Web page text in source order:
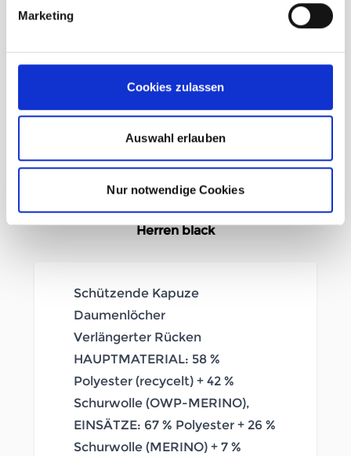
Marketing
Cookies zulassen
Auswahl erlauben
Nur notwendige Cookies
unser Preis ab:
In den Warenkorb
Herren black
Schützende Kapuze
Daumenlöcher
Verlängerter Rücken
HAUPTMATERIAL: 58 %
Polyester (recycelt) + 42 %
Schurwolle (OWP-MERINO),
EINSÄTZE: 67 % Polyester + 26 %
Schurwolle (MERINO) + 7 %